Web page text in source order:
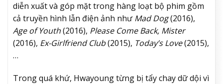
diễn xuất và góp mặt trong hàng loạt bộ phim gồm
cả truyền hình lẫn điện ảnh như Mad Dog(2016),
Age of Youth(2016), Please Come Back, Mister
(2016), Ex-Girlfriend Club(2015), Today’s Love(2015),
…
Trong quá khứ, Hwayoung từng bị tẩy chay dữ dội vì